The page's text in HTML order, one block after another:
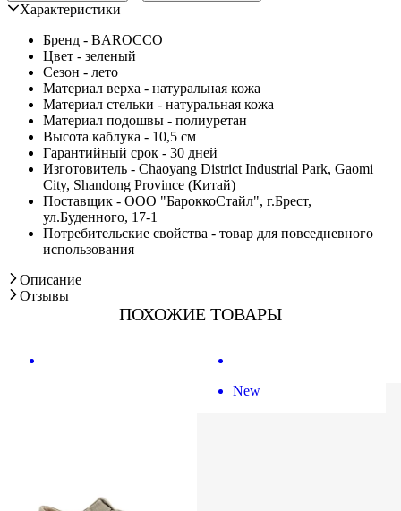
Характеристики
Бренд - BAROCCO
Цвет - зеленый
Сезон - лето
Материал верха - натуральная кожа
Материал стельки - натуральная кожа
Материал подошвы - полиуретан
Высота каблука - 10,5 см
Гарантийный срок - 30 дней
Изготовитель - Chaoyang District Industrial Park, Gaomi
City, Shandong Province (Китай)
Поставщик - ООО "БароккоСтайл", г.Брест,
ул.Буденного, 17-1
Потребительские свойства - товар для повседневного
использования
Описание
Отзывы
ПОХОЖИЕ ТОВАРЫ
New